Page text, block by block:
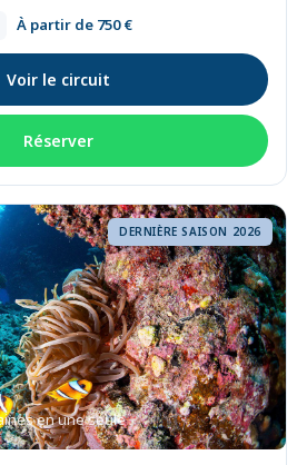
À partir de 750 €
Voir le circuit
Réserver
DERNIÈRE SAISON 2026
en une seule